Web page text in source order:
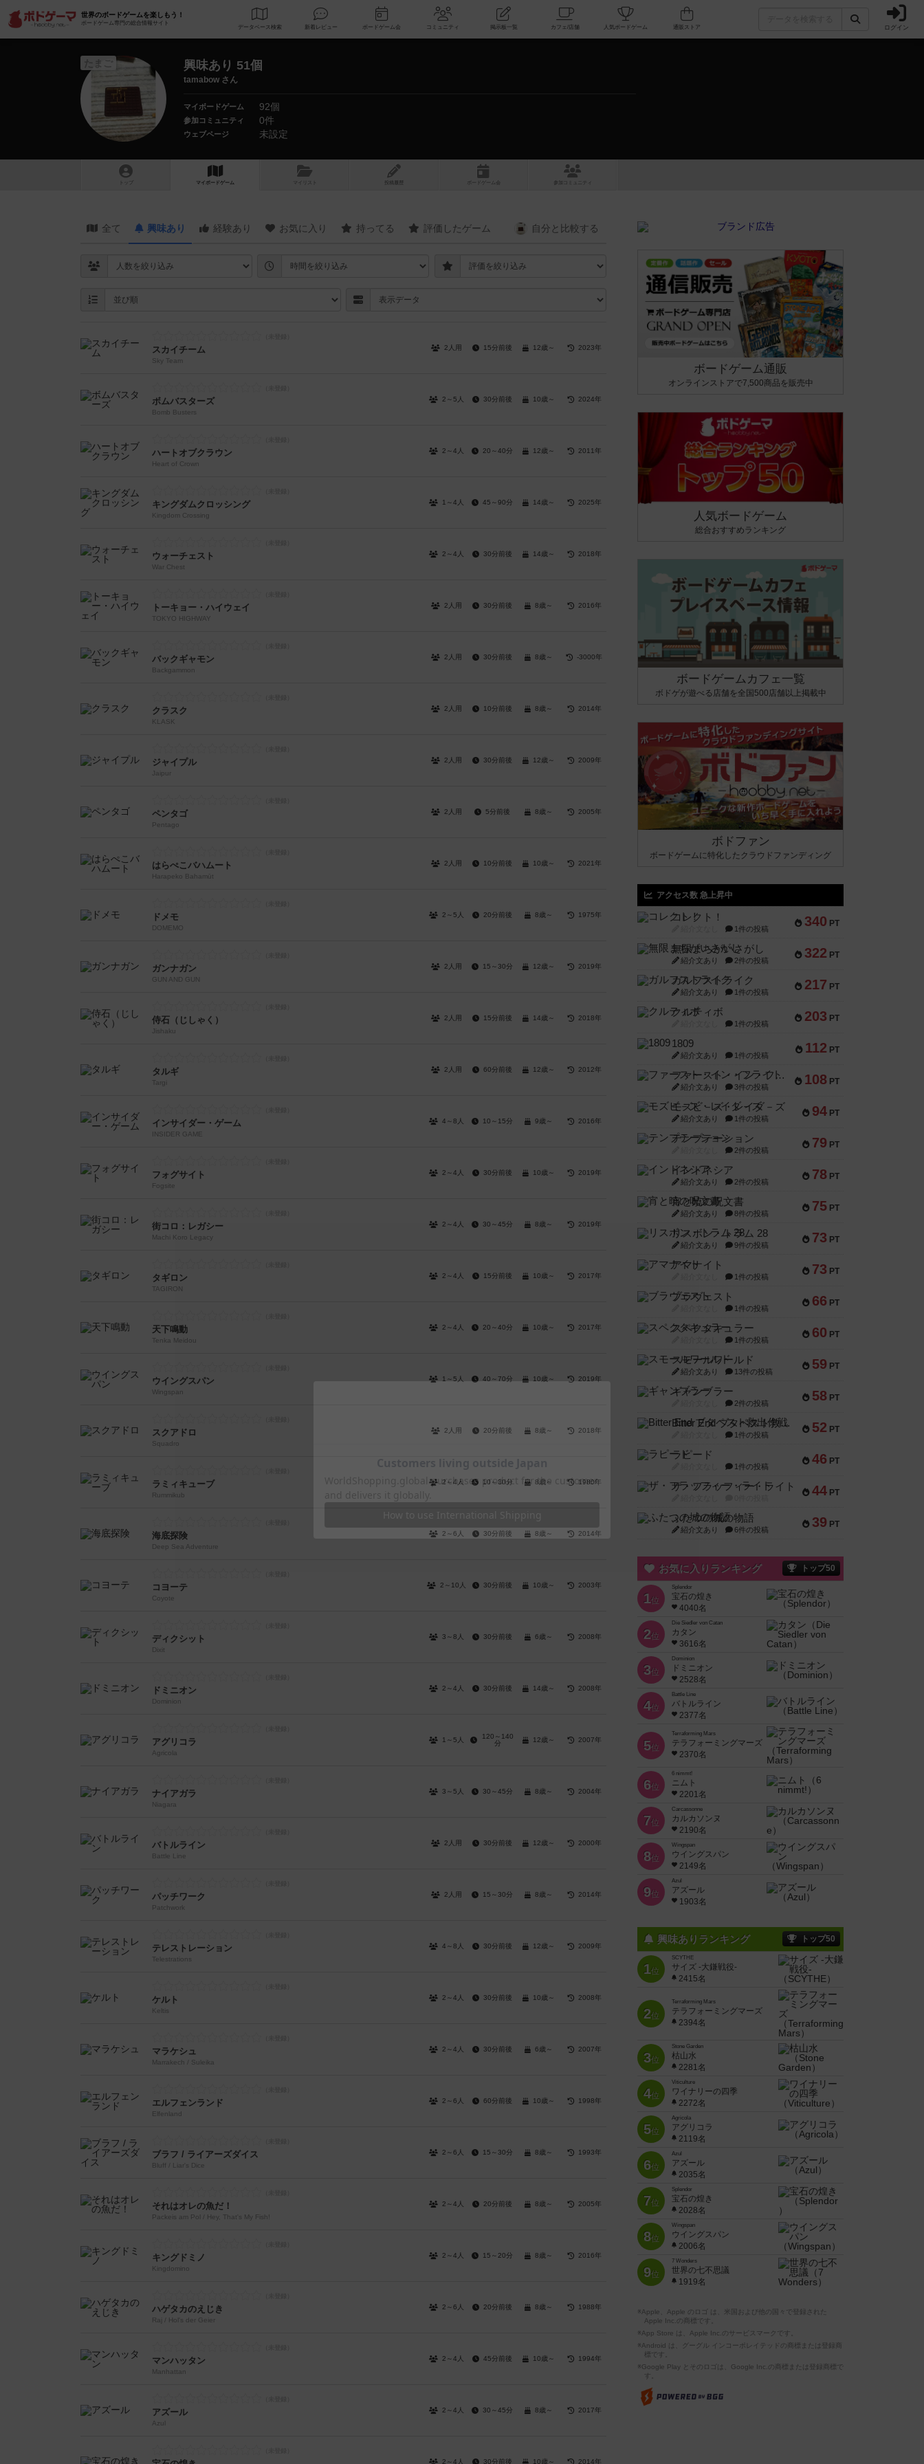
世界のボードゲームを楽しもう！
ボードゲーム専門の総合情報サイト
データベース 検索 新着レビュー ボードゲーム会 コミュニティ 掲示板一覧 カフェ/店舗 人気ボードゲーム ログイン
たまご 興味あり 51個
tamabow さん
マイボードゲーム 92個
参加コミュニティ 0件
ウェブページ 未設定
トップ マイボードゲーム マイリスト 投稿履歴 ボ ドゲ ーム コミュニティ
全て 興味あり 経験あり お気に入り 持ってる 評価したゲーム 自分と 比較する
スカイチーム
Sky Team
2人用 15分前後 12歳～ 2023年
ボムバスターズ
Bomb Busters
2～5人 30分前後 10歳～ 2024年
ハートオブクラウン
Heart of Crown
2～4人 20～40分 12歳～ 2011年
キングダムクロッシング
Kingdom Crossing
1～4人 45～90分 14歳～ 2025年
ウォーチェスト
War Chest
2～4人 30分前後 14歳～ 2018年
トーキョー・ハイウェイ
TOKYO HIGHWAY
2人用 30分前後 8歳～ 2016年
バックギャモン
Backgammon
2人用 30分前後 8歳～ -3000年
クラスク
KLASK
2人用 10分前後 8歳～ 2014年
ジャイプル
Jaipur
2人用 30分前後 12歳～ 2009年
ペンタゴ
Pentago
2人用 5分前後 8歳～ 2005年
はらぺこバハムート
Harapeko Bahamūt
2人用 10分前後 10歳～ 2021年
ドメモ
DOMEMO
2～5人 20分前後 8歳～ 1975年
ガンナガン
GUN AND GUN
2人用 15～30分 12歳～ 2019年
侍石（じしゃく）
Jishaku
2人用 15分前後 14歳～ 2018年
タルギ
Targi
2人用 60分前後 12歳～ 2012年
インサイダー・ゲーム
INSIDER GAME
4～8人 10～15分 9歳～ 2016年
フォグサイト
Fogsite
2～4人 30分前後 10歳～ 2019年
街コロ：レガシー
Machi Koro Legacy
2～4人 30～45分 8歳～ 2019年
タギロン
TAGIRON
2～4人 15分前後 10歳～ 2017年
天下鳴動
Tenka Meidou
2～4人 20～40分 10歳～ 2017年
ウイングスパン
Wingspan
1～5人 40～70分 10歳～ 2019年
スクアドロ
Squadro
2人用 20分前後 8歳～ 2018年
ラミィキューブ
Rummikub
2～4人 10～30分 8歳～ 1980年
海底探険
Deep Sea Adventure
2～6人 30分前後 8歳～ 2014年
コヨーテ
Coyote
2～10人 30分前後 10歳～ 2003年
ディクシット
Dixit
3～8人 30分前後 6歳～ 2008年
ドミニオン
Dominion
2～4人 30分前後 14歳～ 2008年
アグリコラ
Agricola
1～5人
120～140
分
12歳～ 2007年
ナイアガラ
Niagara
3～5人 30～45分 8歳～ 2004年
バトルライン
Battle Line
2人用 30分前後 12歳～ 2000年
パッチワーク
Patchwork
2人用 15～30分 8歳～ 2014年
テレストレーション
Telestrations
4～8人 30分前後 12歳～ 2009年
ケルト
Keltis
2～4人 30分前後 10歳～ 2008年
マラケシュ
Marrakech / Suleika
2～4人 30分前後 6歳～ 2007年
エルフェンランド
Elfenland
2～6人 60分前後 10歳～ 1998年
ブラフ / ライアーズダイス
Bluff / Liar's Dice
2～6人 15～30分 8歳～ 1993年
それはオレの魚だ！
Packeis am Pol / Hey, That's My Fish!
2～4人 20分前後 8歳～ 2005年
キングドミノ
Kingdomino
2～4人 15～20分 8歳～ 2016年
ハゲタカのえじき
Raj / Hol's der Geier
2～6人 20分前後 8歳～ 1988年
マンハッタン
Manhattan
2～4人 45分前後 10歳～ 1994年
アズール
Azul
2～4人 30～45分 8歳～ 2017年
2～4人 30分前後 10歳～ 2014年
ボードゲーム通販
オンラインストアで7,500商品を販売中
人気ボードゲーム
総合おすすめランキング
ボードゲームカフェ一覧
ボドゲが遊べる店舗を全国500店舗以上掲載中
ボドファン
ボードゲームに特化したクラウドファンディング
アクセス数 急上昇中
340 PT
コレクト！
1件の投稿
322 PT
無限まちがいさがし
紹介文あり 2件の投稿
217 PT
ガルフストライク
紹介文あり 1件の投稿
203 PT
クルティボ
1件の投稿
112 PT
1809
紹介文あり 1件の投稿
108 PT
ファースト・イン・フライト
紹介文あり 3件の投稿
94 PT
モズビ－ズ・レイダ－ズ
紹介文あり 1件の投稿
79 PT
テンプテーション
2件の投稿
78 PT
インドネシア
紹介文あり 2件の投稿
75 PT
宵と暁の呪文書
紹介文あり 8件の投稿
73 PT
リスボン・トラム 28
紹介文あり 9件の投稿
73 PT
アマナイト
1件の投稿
66 PT
ブラヴェスト
1件の投稿
60 PT
スペクタキュラー
1件の投稿
59 PT
スモールワールド
紹介文あり 13件の投稿
58 PT
ギャンブラー
2件の投稿
52 PT
Bitter End ブタペスト救出作戦
1件の投稿
46 PT
ラピード
1件の投稿
44 PT
ザ・フラッフィー・ライト
39 PT
ふたつの城の物語
紹介文あり 6件の投稿
お気に入りランキング トップ50
1位
Splendor
宝石の煌き
4040名
2位
Die Siedler von Catan
カタン
3616名
3位
Dominion
ドミニオン
2528名
4位
Battle Line
バトルライン
2377名
5位
Terraforming Mars
テラフォーミングマーズ
2370名
6位
6 nimmt!
ニムト
2201名
7位
Carcassonne
カルカソンヌ
2190名
8位
Wingspan
ウイングスパン
2149名
9位
Azul
アズール
1903名
興味ありランキング トップ50
1位
SCYTHE
サイズ -大鎌戦役-
2415名
2位
Terraforming Mars
テラフォーミングマーズ
2394名
3位
Stone Garden
枯山水
2281名
4位
Viticulture
ワイナリーの四季
2272名
5位
Agricola
アグリコラ
2119名
6位
Azul
アズール
2035名
7位
Splendor
宝石の煌き
2028名
8位
Wingspan
ウイングスパン
2006名
9位
7 Wonders
世界の七不思議
1919名
※Apple、Apple のロゴ は、米国および他の国々で登録された
Apple Inc.の商標です。
※App Store は、Apple Inc.のサービスマークです。
※Android は、グーグル インコーポレイテッドの商標または登録商
標です。
※Google Play とそのロゴは、Google Inc.の商標または登録商標で